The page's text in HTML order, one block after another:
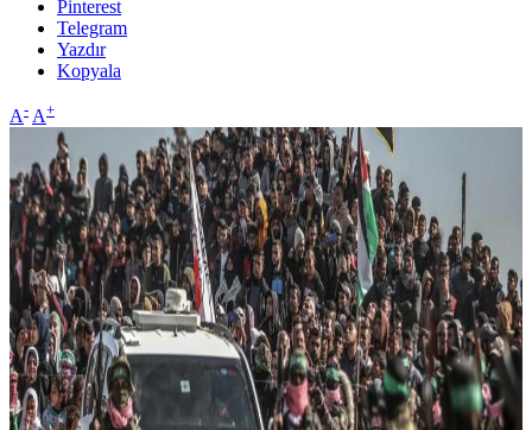
Pinterest
Telegram
Yazdır
Kopyala
A- A+